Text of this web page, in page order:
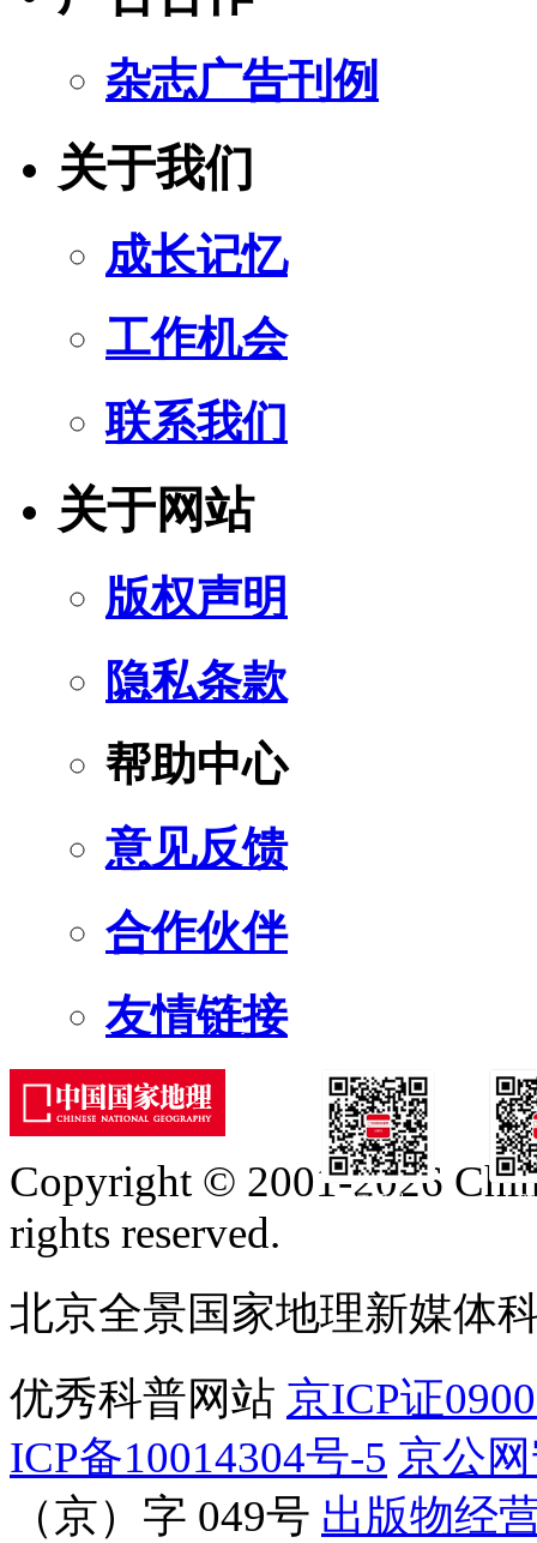
杂志广告刊例
关于我们
成长记忆
工作机会
联系我们
关于网站
版权声明
隐私条款
帮助中心
意见反馈
合作伙伴
友情链接
订阅号
Copyright © 2001-2026
rights reserved.
北京全景国家地理新媒体
优秀科普网站 京ICP证
ICP备10014304号-5 京公
（京）字 049号 出版物经